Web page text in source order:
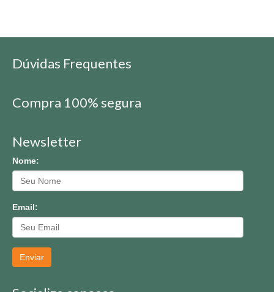
Dúvidas Frequentes
Compra 100% segura
Newsletter
Nome:
Email:
Enviar